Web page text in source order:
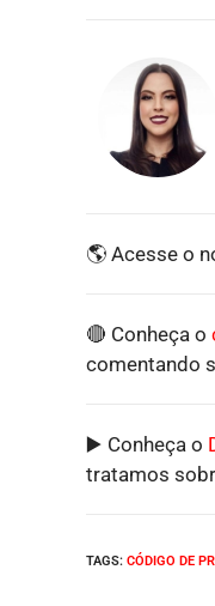
🌎 Acesse o
🔴 Conheça o
comentando
▶️ Conheça o
tratamos
TAGS: CÓDIGO DE